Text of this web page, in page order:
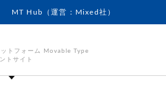
MT Hub（運営：Mixed社）
ットフォーム Movable Type
トサイト